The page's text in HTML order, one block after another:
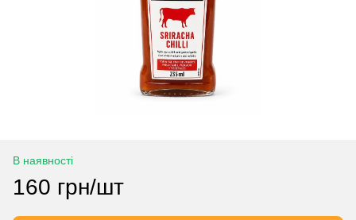
В наявності
160 грн/шт